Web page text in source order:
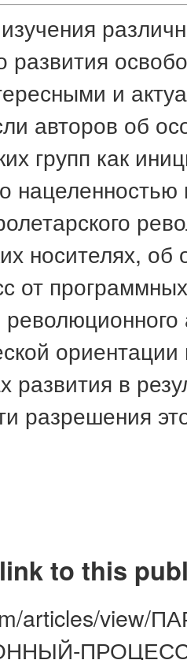
развития
и
авторов об
групп как
носителях, об
от
развития в
разрешения
to this
articles/view/